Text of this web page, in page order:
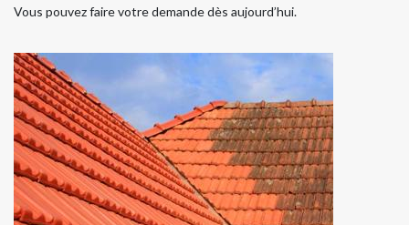
Vous pouvez faire votre demande dès aujourd’hui.